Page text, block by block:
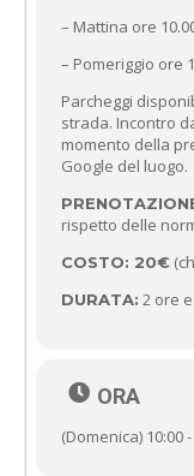
– Mattina ore
– Pomeriggio ore
Parcheggi
strada. Incontro
momento della
Google del luogo.
rispetto delle
COSTO: 20€
DURATA: 2 ore
ORA
(Domenica) 10:00